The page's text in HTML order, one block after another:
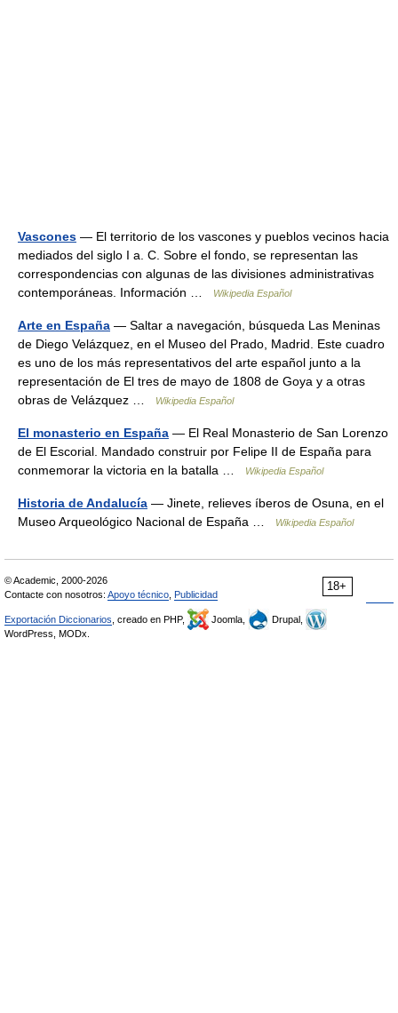
Vascones — El territorio de los vascones y pueblos vecinos hacia
mediados del siglo I a. C. Sobre el fondo, se representan las
correspondencias con algunas de las divisiones administrativas
contemporáneas. Información …
Wikipedia Español
Arte en España — Saltar a navegación, búsqueda Las Meninas
de Diego Velázquez, en el Museo del Prado, Madrid. Este cuadro
es uno de los más representativos del arte español junto a la
representación de El tres de mayo de 1808 de Goya y a otras
obras de Velázquez …
Wikipedia Español
El monasterio en España — El Real Monasterio de San Lorenzo
de El Escorial. Mandado construir por Felipe II de España para
conmemorar la victoria en la batalla …
Wikipedia Español
Historia de Andalucía — Jinete, relieves íberos de Osuna, en el
Museo Arqueológico Nacional de España …
Wikipedia Español
18+
© Academic, 2000-2026
Contacte con nosotros: Apoyo técnico Publicidad
Exportación Diccionarios , creado en PHP, Joomla,
Drupal,
WordPress, MODx.